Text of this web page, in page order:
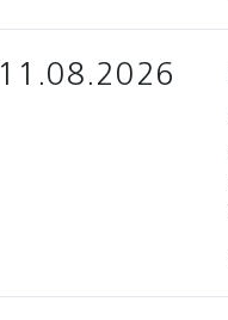
11.08.2026